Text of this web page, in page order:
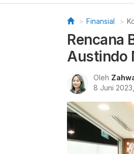
Finansial
Rencana
Austindo
Oleh
8 Juni